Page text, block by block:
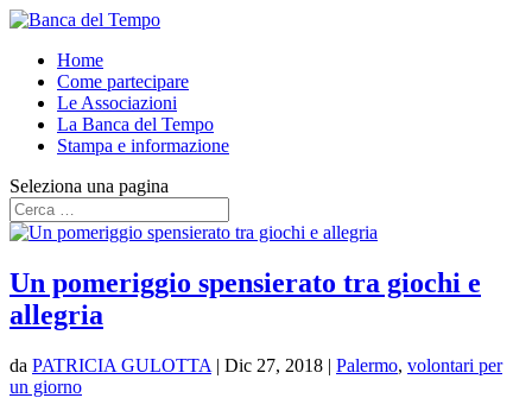
Home
Come partecipare
Le Associazioni
La Banca del Tempo
Stampa e informazione
Seleziona una pagina
Un pomeriggio spensierato tra giochi e
allegria
da PATRICIA GULOTTA | Dic 27, 2018 | Palermo, volontari per
un giorno